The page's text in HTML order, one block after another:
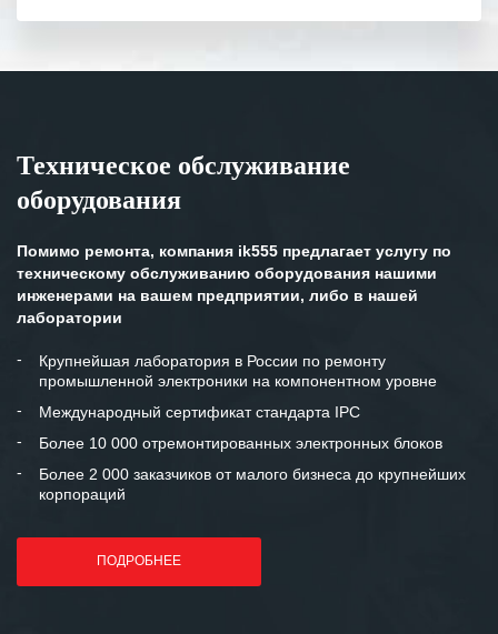
Особенно хочется отметить высокую
клиентоориентированность
готовность помочь в самых сложных
Мы высоко ценим сложившиеся
и доверительные партнерские
отношения и искренне желаем
«Инженерной компании «555» долгих
лет успеха и процветания.
Техническое обслуживание
оборудования
Помимо ремонта, компания ik555 предлагает услугу по
техническому обслуживанию оборудования нашими
инженерами на вашем предприятии, либо в нашей
лаборатории
Крупнейшая лаборатория в России по ремонту
промышленной электроники на компонентном уровне
Международный сертификат стандарта IPC
Более 10 000 отремонтированных электронных блоков
Более 2 000 заказчиков от малого бизнеса до крупнейших
корпораций
ПОДРОБНЕЕ